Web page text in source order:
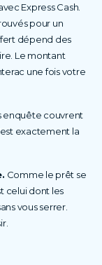
Express Cash.
pour un
dépend des
Le montant
une fois votre
enquête couvrent
exactement la
Comme le prêt se
celui dont les
vous serrer.